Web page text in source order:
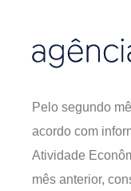
Pelo segundo
acordo com
Atividade
mês anterior,